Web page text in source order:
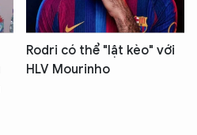
Rodri có thể "lật kèo" với
HLV Mourinho